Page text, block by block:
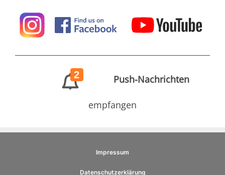
2 Push-Nachrichten
empfangen
Impressum
Datenschutzerklärung